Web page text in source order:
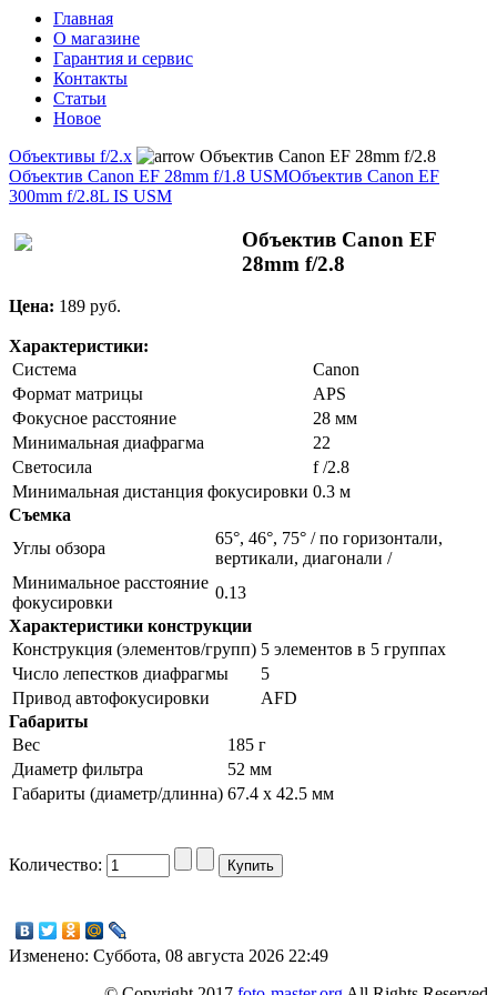
Главная
О магазине
Гарантия и сервис
Контакты
Статьи
Новое
Объективы f/2.x
Объектив Canon EF 28mm f/2.8
Объектив Canon EF 28mm f/1.8 USMОбъектив Canon EF
300mm f/2.8L IS USM
Объектив Canon EF
28mm f/2.8
Цена: 189 pуб.
Характеристики:
Система
Canon
Формат матрицы
APS
Фокусное расстояние
28 мм
Минимальная диафрагма
22
Светосила
f /2.8
Минимальная дистанция фокусировки 0.3 м
Съемка
Углы обзора
65°, 46°, 75° / по горизонтали,
вертикали, диагонали /
Минимальное расстояние
фокусировки
0.13
Характеристики конструкции
Конструкция (элементов/групп) 5 элементов в 5 группах
Число лепестков диафрагмы
5
Привод автофокусировки
AFD
Габариты
Вес
185 г
Диаметр фильтра
52 мм
Габариты (диаметр/длинна) 67.4 x 42.5 мм
Количество:
Изменено: Суббота, 08 августа 2026 22:49